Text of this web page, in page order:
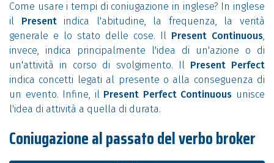
Come usare i tempi di coniugazione in inglese? In inglese
il Presentindica l'abitudine, la frequenza, la verità
generale e lo stato delle cose. Il Present Continuous,
invece, indica principalmente l'idea di un'azione o di
un'attività in corso di svolgimento. Il Present Perfect
indica concetti legati al presente o alla conseguenza di
un evento. Infine, il Present Perfect Continuous unisce
l'idea di attività a quella di durata.
Coniugazione al passato del verbo broker